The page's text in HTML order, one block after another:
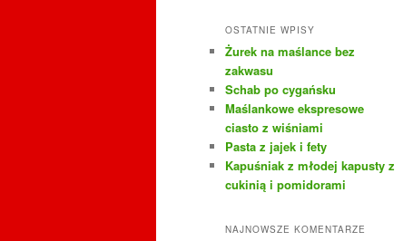
k
a
j
OSTATNIE WPISY
Żurek na maślance bez
zakwasu
Schab po cygańsku
Maślankowe ekspresowe
ciasto z wiśniami
Pasta z jajek i fety
Kapuśniak z młodej kapusty z
cukinią i pomidorami
NAJNOWSZE KOMENTARZE